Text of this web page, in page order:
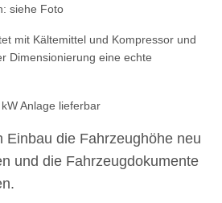
siehe Foto
mit Kältemittel und Kompressor und
Dimensionierung eine echte
Anlage lieferbar
Einbau die Fahrzeughöhe neu
und die Fahrzeugdokumente